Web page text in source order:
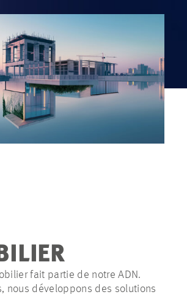
CONTACT
CARRIÈRE
fait partie de notre ADN.
nous développons des solutions